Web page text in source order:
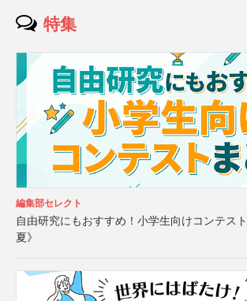
特集
編集部セレクト
自由研究にもおすすめ！小学生向けコンテス
夏》